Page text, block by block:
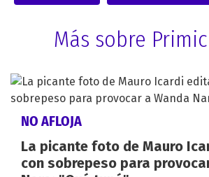
Más sobre
NO AFLOJA
La picante foto de Mauro
con sobrepeso para